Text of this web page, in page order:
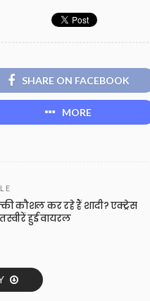
SHARE ON FACEBOOK
MORE
कौशल कर रहे हैं शादी? एक्ट्रेस
हुई वायरल